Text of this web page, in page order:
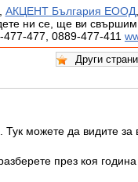
АКЦЕНТ България ЕООД
ни се, ще ви свършим
477-477, 0889-477-411
можете да видите за
през коя